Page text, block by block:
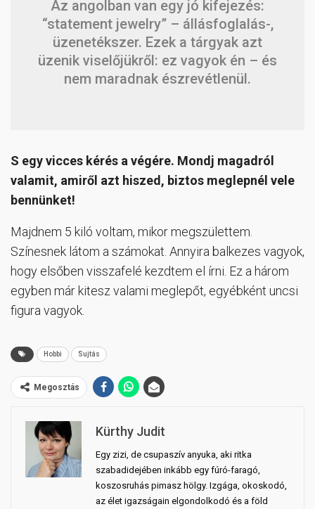
Az angolban van egy jó kifejezés:
“statement jewelry” – állásfoglalás-,
üzenetékszer. Ezek a tárgyak azt
üzenik viselőjükről: ez vagyok én – és
nem maradnak észrevétlenül.
S egy vicces kérés a végére. Mondj magadról
valamit, amiről azt hiszed, biztos meglepnél vele
bennünket!
Majdnem 5 kiló voltam, mikor megszülettem.
Színesnek látom a számokat. Annyira balkezes vagyok,
hogy elsőben visszafelé kezdtem el írni. Ez a három
egyben már kitesz valami meglepőt, egyébként uncsi
figura vagyok.
Hobbi Sujtás
Megosztás
Kürthy Judit
Egy zizi, de csupaszív anyuka, aki ritka
szabadidejében inkább egy fúró-faragó,
koszosruhás pimasz hölgy. Izgága, okoskodó,
az élet igazságain elgondolkodó és a föld